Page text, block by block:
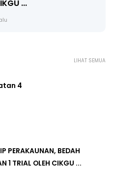
8 hari yang lalu
LIHAT SEMUA
4
PERAKAUNAN, BEDAH
1 TRIAL OLEH CIKGU ...